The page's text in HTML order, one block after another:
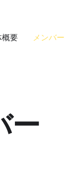
概要 メンバー
ー